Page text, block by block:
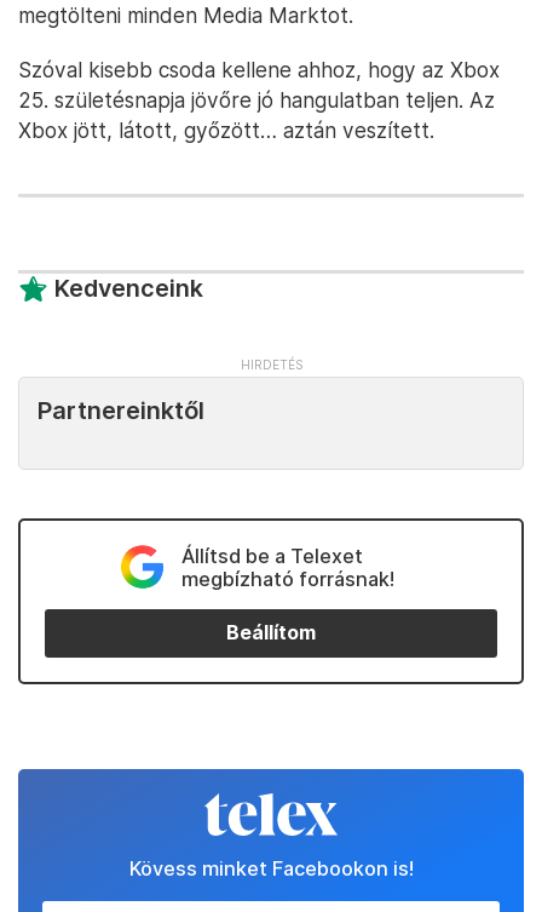
megtölteni minden Media Marktot.
Szóval kisebb csoda kellene ahhoz, hogy az Xbox
25. születésnapja jövőre jó hangulatban teljen. Az
Xbox jött, látott, győzött… aztán veszített.
Kedvenceink
Partnereinktől
Állítsd be a Telexet
megbízható forrásnak!
Beállítom
Kövess minket Facebookon is!